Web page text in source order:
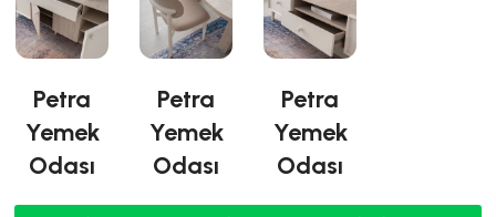
Petra
Yemek
Odası
Petra
Yemek
Odası
Petra
Yemek
Odası